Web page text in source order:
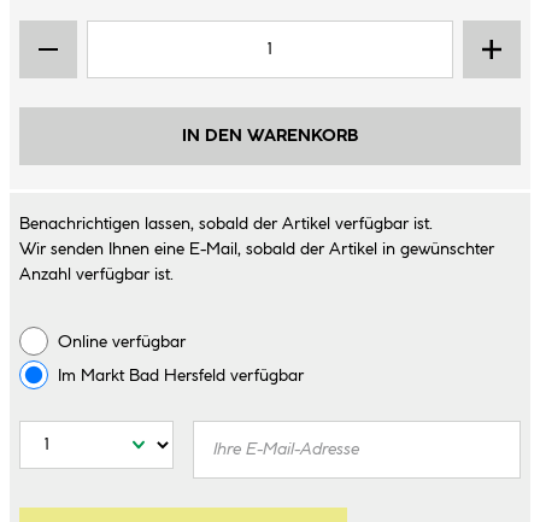
IN DEN WARENKORB
Benachrichtigen lassen, sobald der Artikel verfügbar ist.
Wir senden Ihnen eine E-Mail, sobald der Artikel in gewünschter
Anzahl verfügbar ist.
Online verfügbar
Im Markt Bad Hersfeld verfügbar